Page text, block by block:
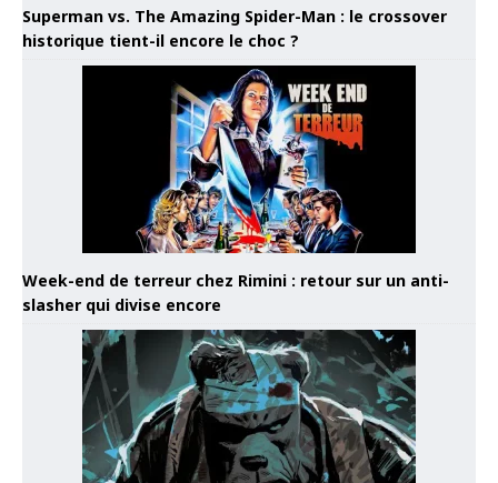
Superman vs. The Amazing Spider-Man : le crossover
historique tient-il encore le choc ?
Week-end de terreur chez Rimini : retour sur un anti-
slasher qui divise encore